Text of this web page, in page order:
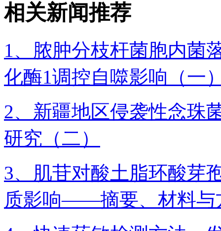
相关新闻推荐
1、脓肿分枝杆菌胞内菌
化酶1调控自噬影响（一
2、​新疆地区侵袭性念珠
研究（二）
3、肌苷对酸土脂环酸芽
质影响——摘要、材料与